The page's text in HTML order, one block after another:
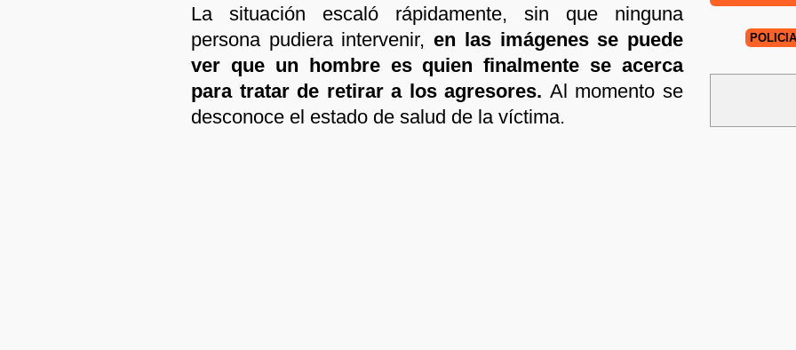
La situación escaló rápidamente, sin que ninguna
persona pudiera intervenir,en las imágenes se puede
ver que un hombre es quien finalmente se acerca
para tratar de retirar a los agresores. Al momento se
desconoce el estado de salud de la víctima.